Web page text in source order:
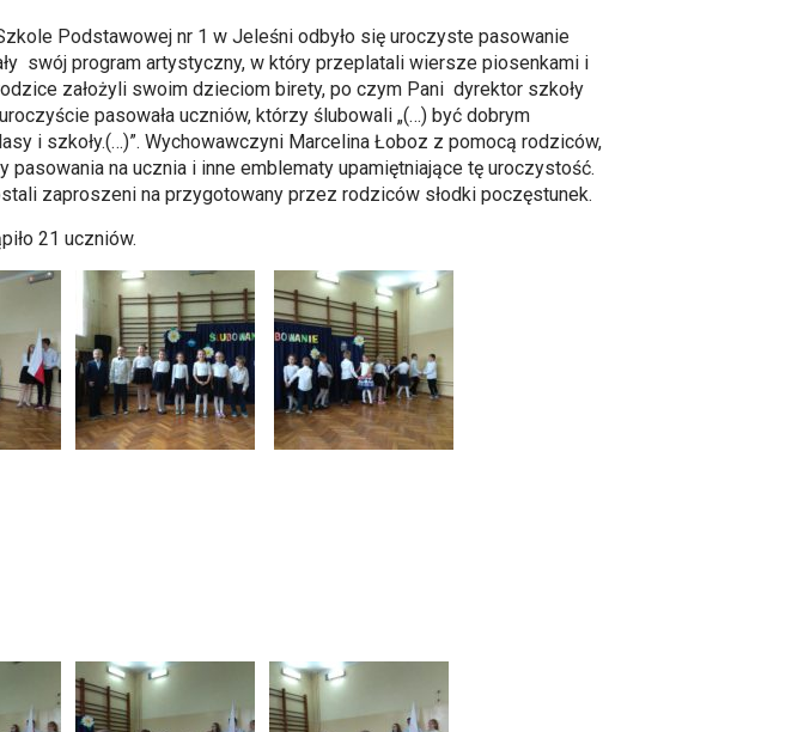
Podstawowej nr 1 w Jeleśni odbyło się uroczyste pasowanie
swój program artystyczny, w który przeplatali wiersze piosenkami i
założyli swoim dzieciom birety, po czym Pani dyrektor szkoły
pasowała uczniów, którzy ślubowali „(…) być dobrym
i szkoły.(…)”. Wychowawczyni Marcelina Łoboz z pomocą rodziców,
na ucznia i inne emblematy upamiętniające tę uroczystość.
zaproszeni na przygotowany przez rodziców słodki poczęstunek.
21 uczniów.